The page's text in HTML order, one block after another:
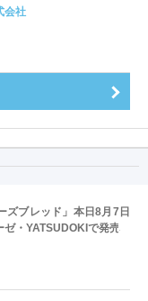
会社
ズブレッド」本日8月7日
ゼ・YATSUDOKIで発売